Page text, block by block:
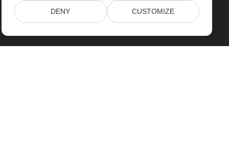
CUSTOMIZE
DENY